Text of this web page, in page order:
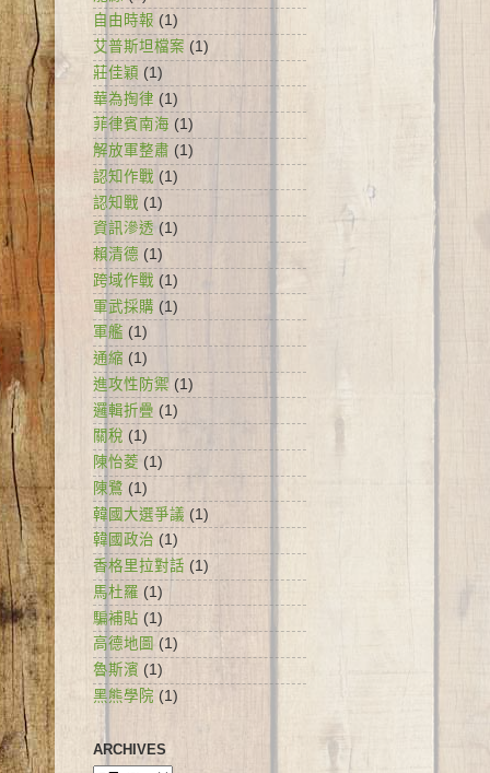
自由時報 (1)
艾普斯坦檔案 (1)
莊佳穎 (1)
華為掏律 (1)
菲律賓南海 (1)
解放軍整肅 (1)
認知作戰 (1)
認知戰 (1)
資訊滲透 (1)
賴清德 (1)
跨域作戰 (1)
軍武採購 (1)
軍艦 (1)
通縮 (1)
進攻性防禦 (1)
邏輯折疊 (1)
關稅 (1)
陳怡菱 (1)
陳鷺 (1)
韓國大選爭議 (1)
韓國政治 (1)
香格里拉對話 (1)
馬杜羅 (1)
騙補貼 (1)
高德地圖 (1)
魯斯濱 (1)
黑熊學院 (1)
ARCHIVES